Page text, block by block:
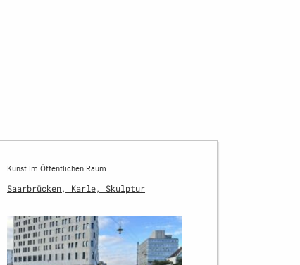
Kunst Im Öffentlichen Raum
Saarbrücken, Karle, Skulptur